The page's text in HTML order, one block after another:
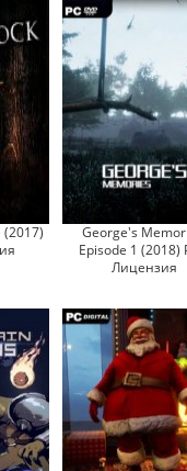
(2017)
George's
Episode 1 (2018)
Лицензия